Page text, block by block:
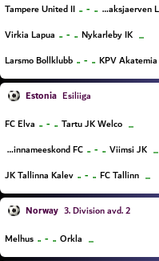
Tampere United II .. - .. Saaksjaerven Loiske
Virkia Lapua .. - .. Nykarleby IK ...
Larsmo Bollklubb .. - .. KPV Akatemia
Estonia Esiliiga
FC Elva .. - .. Tartu JK Welco ...
Maardu Linnameeskond FC .. - .. Viimsi JK ...
JK Tallinna Kalev .. - .. FC Tallinn ...
Norway 3. Division avd. 2
Melhus .. - .. Orkla ...